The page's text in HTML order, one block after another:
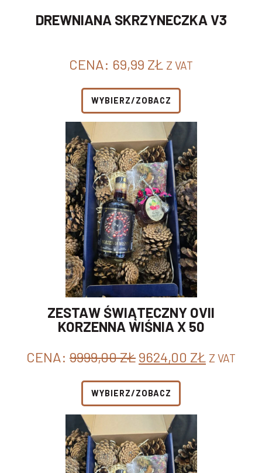
DREWNIANA SKRZYNECZKA V3
CENA: 69,99 ZŁ Z VAT
WYBIERZ/ZOBACZ
ZESTAW ŚWIĄTECZNY OVII
KORZENNA WIŚNIA X 50
CENA: 9999,00ZŁ PIERWOTNA
CENA
WYNOSIŁA:
9999,00 ZŁ.
9624,00 ZŁ
CENA
Z VAT
WYBIERZ/ZOBACZ